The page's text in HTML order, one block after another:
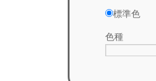
標準色
色種